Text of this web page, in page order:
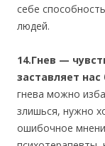
себе
людей.
14.Гнев —
заставляет нас
гнева можно
злишься, нужно
ошибочное